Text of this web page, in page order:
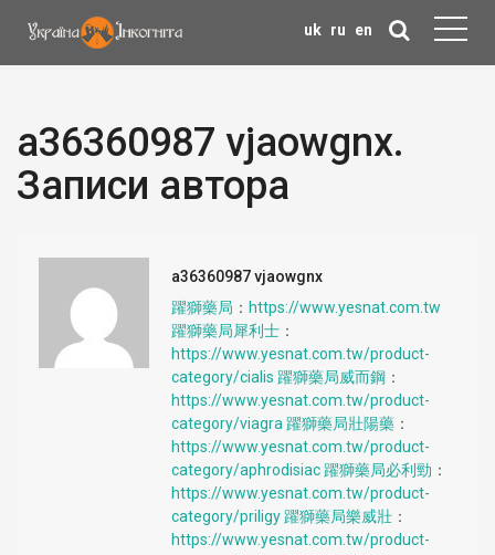
uk ru en
a36360987 vjaowgnx.
Записи автора
a36360987 vjaowgnx
躍獅藥局 ： https://www.yesnat.com.tw
躍獅藥局犀利士 ：
https://www.yesnat.com.tw/product-
category/cialis 躍獅藥局威而鋼 ：
https://www.yesnat.com.tw/product-
category/viagra 躍獅藥局壯陽藥 ：
https://www.yesnat.com.tw/product-
category/aphrodisiac躍獅藥局必利勁 ：
https://www.yesnat.com.tw/product-
category/priligy躍獅藥局樂威壯 ：
https://www.yesnat.com.tw/product-